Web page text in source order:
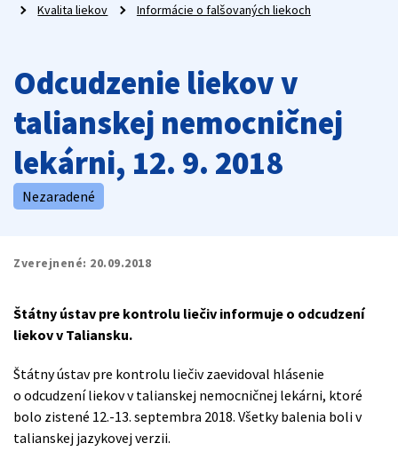
Kvalita liekov
Informácie o falšovaných liekoch
Odcudzenie liekov v
talianskej nemocničnej
lekárni, 12. 9. 2018
Nezaradené
Zverejnené: 20.09.2018
Štátny ústav pre kontrolu liečiv informuje o odcudzení
liekov v Taliansku.
Štátny ústav pre kontrolu liečiv zaevidoval hlásenie
o odcudzení liekov v talianskej nemocničnej lekárni, ktoré
bolo zistené 12.-13. septembra 2018. Všetky balenia boli v
talianskej jazykovej verzii.